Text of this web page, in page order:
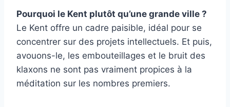
Pourquoi le Kent plutôt qu’une grande ville ?
Le Kent offre un cadre paisible, idéal pour se
concentrer sur des projets intellectuels. Et puis,
avouons-le, les embouteillages et le bruit des
klaxons ne sont pas vraiment propices à la
méditation sur les nombres premiers.